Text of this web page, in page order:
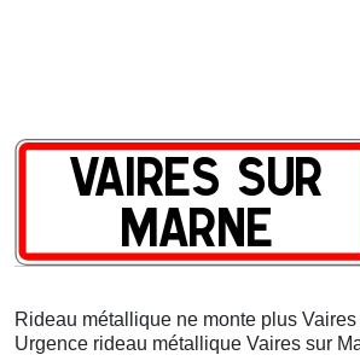
Rideau métallique ne monte plus Vaires
Urgence rideau métallique Vaires sur